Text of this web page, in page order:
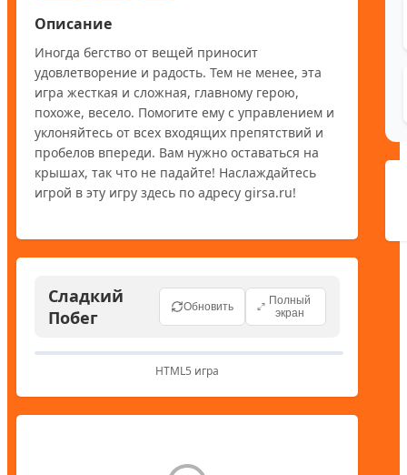
Описание
Иногда бегство от вещей приносит
удовлетворение и радость. Тем не менее, эта
игра жесткая и сложная, главному герою,
похоже, весело. Помогите ему с управлением и
уклоняйтесь от всех входящих препятствий и
пробелов впереди. Вам нужно оставаться на
крышах, так что не падайте! Наслаждайтесь
игрой в эту игру здесь по адресу girsa.ru!
Сладкий
Побег
Обновить
Полный
экран
HTML5 игра